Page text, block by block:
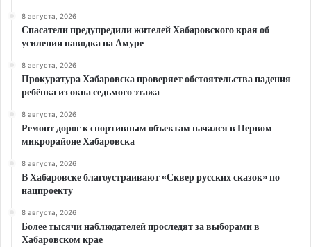
8 августа, 2026
Спасатели предупредили жителей Хабаровского края об
усилении паводка на Амуре
8 августа, 2026
Прокуратура Хабаровска проверяет обстоятельства падения
ребёнка из окна седьмого этажа
8 августа, 2026
Ремонт дорог к спортивным объектам начался в Первом
микрорайоне Хабаровска
8 августа, 2026
В Хабаровске благоустраивают «Сквер русских сказок» по
нацпроекту
8 августа, 2026
Более тысячи наблюдателей проследят за выборами в
Хабаровском крае